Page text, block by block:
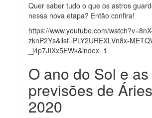
Quer saber tudo o que os astros
nessa nova etapa? Então confira!
https://www.youtube.com/
zknP2Ys&list=PLY2UREXLVn8x-
_j4p7JIXx5EWk&index=1
O ano do Sol e as
previsões de
2020